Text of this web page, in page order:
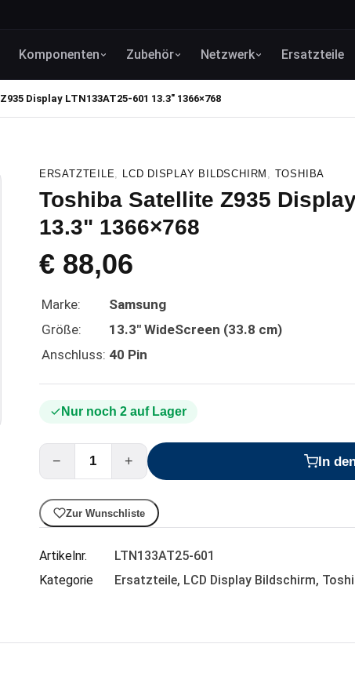
Komponenten Zubehör Netzwerk Ersatzteile
Display LTN133AT25-601 13.3" 1366×768
ERSATZTEILE, LCD DISPLAY BILDSCHIRM , TOSHIBA
Toshiba Satellite Z935
13.3" 1366×768
€88,06
Marke:
Samsung
Größe:
13.3" WideScreen (33.8 cm)
Anschluss: 40 Pin
Nur noch 2 auf Lager
− + In
Zur Wunschliste
Artikelnr.
LTN133AT25-601
Kategorie
Ersatzteile, LCD Display Bildschirm,